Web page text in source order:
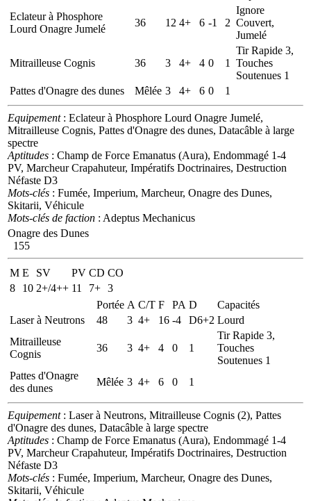
Eclateur à Phosphore
Lourd Onagre Jumelé
36 12 4+ 6 -1 2
Ignore
Couvert,
Jumelé
Mitrailleuse Cognis 36 3 4+ 4 0 1
Tir Rapide 3,
Touches
Soutenues 1
Pattes d'Onagre des dunes
Mêlée 3 4+ 6 0 1
Equipement: Eclateur à Phosphore Lourd Onagre Jumelé,
Mitrailleuse Cognis, Pattes d'Onagre des dunes, Datacâble à large
spectre
Aptitudes : Champ de Force Emanatus (Aura), Endommagé 1-4
PV, Marcheur Crapahuteur, Impératifs Doctrinaires, Destruction
Néfaste D3
Mots-clés : Fumée, Imperium, Marcheur, Onagre des Dunes,
Skitarii, Véhicule
Mots-clés de faction : Adeptus Mechanicus
Onagre des Dunes
155
M E SV PV CD CO
8
10 2+/4++ 11 7+ 3
Portée A C/T F PA D
Capacités
Laser à Neutrons
48 3 4+ 16 -4 D6+2 Lourd
Mitrailleuse
Cognis
36 3 4+ 4 0 1
Tir Rapide 3,
Touches
Soutenues 1
Pattes d'Onagre
des dunes
Mêlée 3 4+ 6 0 1
Equipement: Laser à Neutrons, Mitrailleuse Cognis (2), Pattes
d'Onagre des dunes, Datacâble à large spectre
Aptitudes : Champ de Force Emanatus (Aura), Endommagé 1-4
PV, Marcheur Crapahuteur, Impératifs Doctrinaires, Destruction
Néfaste D3
Mots-clés : Fumée, Imperium, Marcheur, Onagre des Dunes,
Skitarii, Véhicule